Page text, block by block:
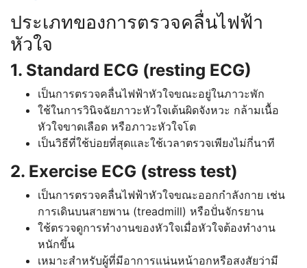
ประเภทของการตรวจคลื่นไฟฟ้า
หัวใจ
1. Standard ECG (resting ECG)
เป็นการตรวจคลื่นไฟฟ้าหัวใจขณะอยู่ในภาวะพัก
ใช้ในการวินิจฉัยภาวะหัวใจเต้นผิดจังหวะ กล้ามเนื้อ
หัวใจขาดเลือด หรือภาวะหัวใจโต
เป็นวิธีที่ใช้บ่อยที่สุดและใช้เวลาตรวจเพียงไม่กี่นาที
2. Exercise ECG (stress test)
เป็นการตรวจคลื่นไฟฟ้าหัวใจขณะออกกำลังกาย เช่น
การเดินบนสายพาน (treadmill) หรือปั่นจักรยาน
ใช้ตรวจดูการทำงานของหัวใจเมื่อหัวใจต้องทำงาน
หนักขึ้น
เหมาะสำหรับผู้ที่มีอาการแน่นหน้าอกหรือสงสัยว่ามี